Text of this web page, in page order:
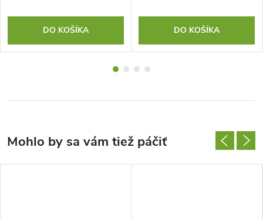
DO KOŠÍKA DO KOŠÍKA